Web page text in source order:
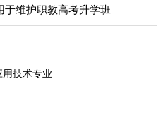
于维护职教高考升学班
技术专业